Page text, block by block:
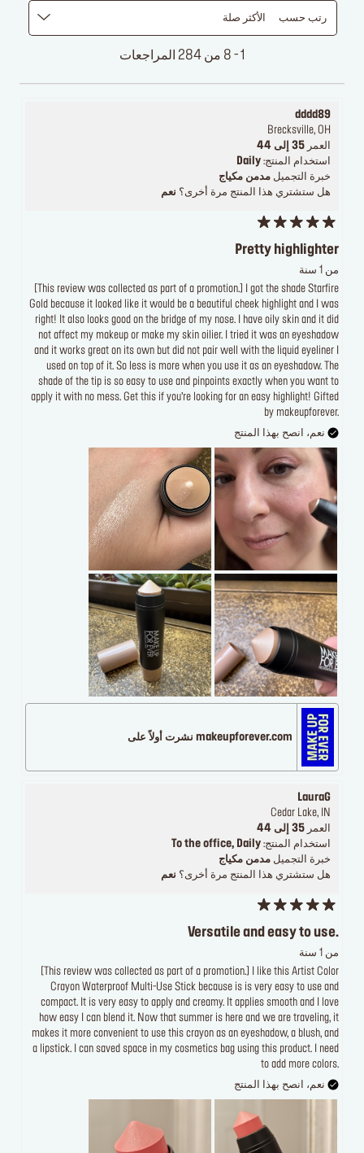
1 - 8 من 284 المراجعات
رتب حسب الأكثر صلة
dddd89
Brecksville, OH
العمر 35 إلى 44
استخدام المنتج: Daily
خبرة التجميل مدمن مكياج
هل ستشتري هذا المنتج مرة أخرى؟ نعم
Pretty highlighter
من 1 سنة
[This review was collected as part of a promotion.] I got the shade Starfire
Gold because it looked like it would be a beautiful cheek highlight and I was
right! It also looks good on the bridge of my nose. I have oily skin and it did
not affect my makeup or make my skin oilier. I tried it was an eyeshadow
and it works great on its own but did not pair well with the liquid eyeliner I
used on top of it. So less is more when you use it as an eyeshadow. The
shade of the tip is so easy to use and pinpoints exactly when you want to
apply it with no mess. Get this if you’re looking for an easy highlight! Gifted
by makeupforever.
نعم، انصح بهذا المنتج
makeupforever.com نشرت أولاً على
LauraG
Cedar Lake, IN
العمر 35 إلى 44
استخدام المنتج: To the office, Daily
خبرة التجميل مدمن مكياج
هل ستشتري هذا المنتج مرة أخرى؟ نعم
Versatile and easy to use.
من 1 سنة
[This review was collected as part of a promotion.] I like this Artist Color
Crayon Waterproof Multi-Use Stick because is is very easy to use and
compact. It is very easy to apply and creamy. It applies smooth and I love
how easy I can blend it. Now that summer is here and we are traveling, it
makes it more convenient to use this crayon as an eyeshadow, a blush, and
a lipstick. I can saved space in my cosmetics bag using this product. I need
to add more colors.
نعم، انصح بهذا المنتج